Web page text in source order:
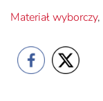
Materiał wyborczy,